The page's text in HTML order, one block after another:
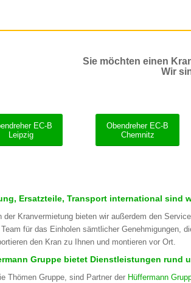
Sie möchten einen
Wir
EC-B
Leipzig
Obendreher EC-B
Chemnitz
Ersatzteile, Transport international sind
der Kranvermietung bieten wir außerdem den
für das Einholen sämtlicher Genehmigungen,
den Kran zu Ihnen und montieren vor Ort.
Gruppe bietet Dienstleistungen rund
Thömen Gruppe, sind Partner der Hüffermann